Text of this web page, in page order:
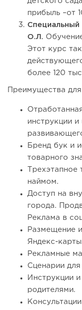
прибыль –от
О.Л.
Этот курс
более 120
Преимущества
инструкции
Бренд бук и
товарного
Трехэтапное
наймом.
Доступ на
города.
Реклама в
Размещение
Яндекс-
Рекламные
Сценарии
Инструкции
родителями.